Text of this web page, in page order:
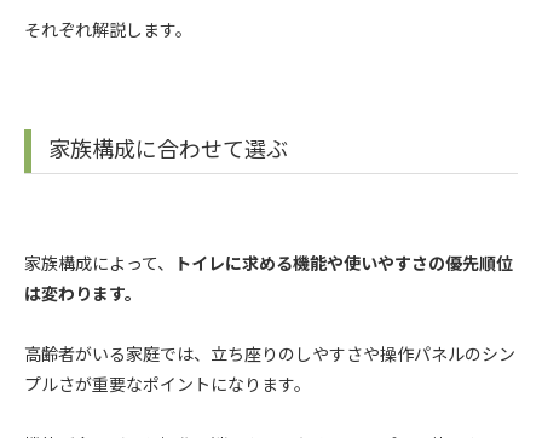
それぞれ解説します。
家族構成に合わせて選ぶ
家族構成によって、
トイレに求める機能や使いやすさの優先順位
は変わります。
高齢者がいる家庭では、立ち座りのしやすさや操作パネルのシン
プルさが重要なポイントになります。